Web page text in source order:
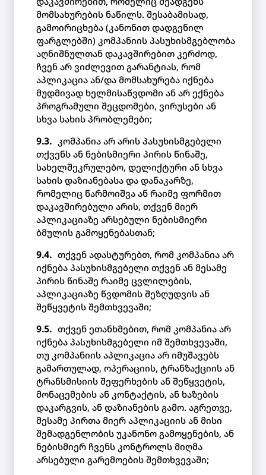
მომსახურების ნაწილს. შესაბამისად,
გამოირიცხება (კანონით დადგენილ
ფარგლებში) კომპანიის პასუხისმგებლობა
აღნიშნულთან დაკავშირებით კერძოდ,
ჩვენ არ ვიძლევით გარანტიას, რომ
აპლიკაცია ან/და მომსახურება იქნება
მუდმივად ხელმისაწვდომი ან არ ექნება
პროგრამული შეცდომები, ვირუსები ან
სხვა სახის პრობლემები;
კომპანია არ არის პასუხისმგებელი
თქვენს ან ნებისმიერი პირის წინაშე,
სახელშეკრულებო, დელიქტური ან სხვა
სახის დაზიანებასა და დანაკარზე,
რომელიც წარმოიშვა ან რაიმე ფორმით
დაკავშირებული არის, თქვენ მიერ
აპლიკაციაზე არსებული ნებისმიერი
ბმულის გამოყენებასთან;
თქვენ ადასტურებთ, რომ კომპანია არ
იქნება პასუხისმგებელი თქვენ ან მესამე
პირის წინაშე რაიმე ცვლილების,
აპლიკაციაზე წვდომის შეზღუდვის ან
შეწყვეტის შემთხვევაში;
თქვენ ეთანხმებით, რომ კომპანია არ
იქნება პასუხისმგებელი იმ შემთხვევაში,
თუ კომპანიის აპლიკაცია არ იმუშავებს
გამართულად, ოპერაციის, ტრანზაქციის ან
ტრანსმისიის შეფერხების ან შეწყვეტის,
მონაცემების ან კონტაქტის, ან ხაზების
დაკარგვის, ან დაზიანების გამო. აგრეთვე,
მესამე პირთა მიერ აპლიკაციის ან მისი
შემადგენლობის უკანონო გამოყენების, ან
ნებისმიერ ჩვენს კონტროლს მიღმა
არსებული გარემოების შემთხვევაში;